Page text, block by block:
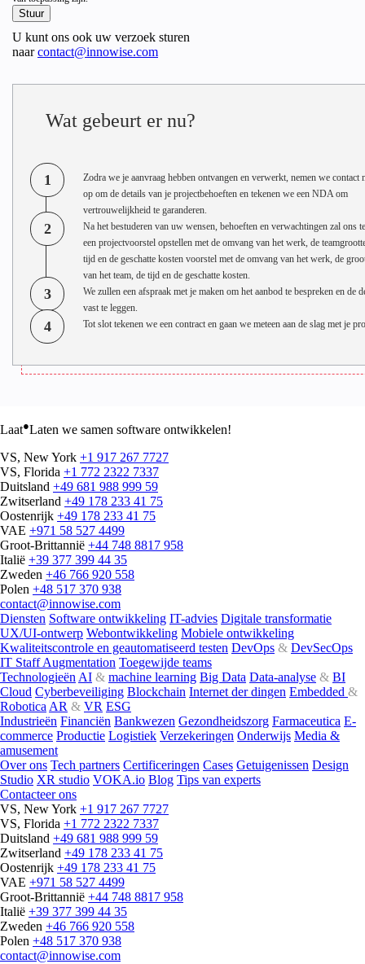
U kunt ons ook uw verzoek sturen
naarcontact@innowise.com
Wat gebeurt er nu?
1
Zodra we je aanvraag hebben ontvangen en verwerkt, nemen we contact
op om de details van je projectbehoeften en tekenen we een NDA om
vertrouwelijkheid te garanderen.
2
Na het bestuderen van uw wensen, behoeften en verwachtingen zal ons
een projectvoorstel opstellen met de omvang van het werk, de
tijd en de geschatte kosten voorstel met de omvang van het werk, de
van het team, de tijd en de geschatte kosten.
3
We zullen een afspraak met je maken om het aanbod te bespreken en de
vast te leggen.
4 Tot slot tekenen we een contract en gaan we meteen aan de slag met je
Laat●Laten we samen software ontwikkelen!
VS, New York +1 917 267 7727
VS, Florida +1 772 2322 7337
Duitsland +49 681 988 999 59
Zwitserland +49 178 233 41 75
Oostenrijk +49 178 233 41 75
VAE +971 58 527 4499
Groot-Brittannië +44 748 8817 958
Italië +39 377 399 44 35
Zweden +46 766 920 558
Polen +48 517 370 938
contact@innowise.com
Diensten Software ontwikkeling IT-advies Digitale transformatie
UX/UI-ontwerp Webontwikkeling Mobiele ontwikkeling
Kwaliteitscontrole en geautomatiseerd testen DevOps & DevSecOps
IT Staff Augmentation Toegewijde teams
Technologieën AI & machine learning Big Data Data-analyse & BI
Cloud Cyberbeveiliging Blockchain Internet der dingen Embedded &
Robotica AR & VR ESG
Industrieën Financiën Bankwezen Gezondheidszorg Farmaceutica E-
commerce Productie Logistiek Verzekeringen Onderwijs Media &
amusement
Over ons Tech partners Certificeringen Cases Getuigenissen Design
Studio XR studio VOKA.io Blog Tips van experts
Contacteer ons
VS, New York +1 917 267 7727
VS, Florida +1 772 2322 7337
Duitsland +49 681 988 999 59
Zwitserland +49 178 233 41 75
Oostenrijk +49 178 233 41 75
VAE +971 58 527 4499
Groot-Brittannië +44 748 8817 958
Italië +39 377 399 44 35
Zweden +46 766 920 558
Polen +48 517 370 938
contact@innowise.com